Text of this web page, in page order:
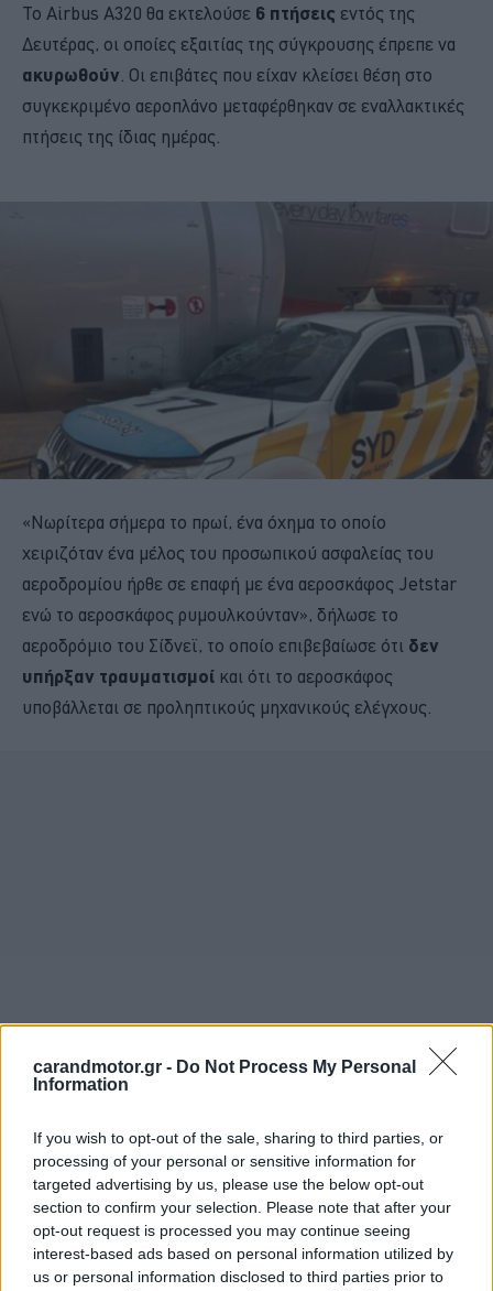
carandmotor.gr - Do Not Process My Personal
Information
If you wish to opt-out of the sale, sharing to third parties, or
processing of your personal or sensitive information for
targeted advertising by us, please use the below opt-out
section to confirm your selection. Please note that after your
opt-out request is processed you may continue seeing
interest-based ads based on personal information utilized by
us or personal information disclosed to third parties prior to
Το Airbus A320 θα εκτελούσε 6 πτήσεις εντός της
Δευτέρας, οι οποίες εξαιτίας της σύγκρουσης έπρεπε να
ακυρωθούν. Οι επιβάτες που είχαν κλείσει θέση στο
συγκεκριμένο αεροπλάνο μεταφέρθηκαν σε εναλλακτικές
πτήσεις της ίδιας ημέρας.
«Νωρίτερα σήμερα το πρωί, ένα όχημα το οποίο
χειριζόταν ένα μέλος του προσωπικού ασφαλείας του
αεροδρομίου ήρθε σε επαφή με ένα αεροσκάφος Jetstar
ενώ το αεροσκάφος ρυμουλκούνταν», δήλωσε το
αεροδρόμιο του Σίδνεϊ, το οποίο επιβεβαίωσε ότι δεν
υπήρξαν τραυματισμοί και ότι το αεροσκάφος
υποβάλλεται σε προληπτικούς μηχανικούς ελέγχους.